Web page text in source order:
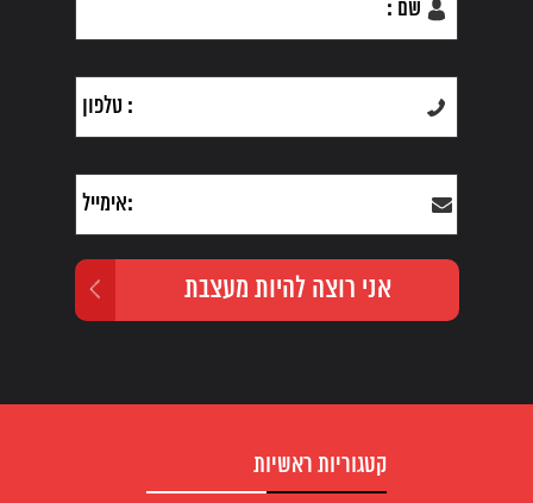
קטגוריות ראשיות